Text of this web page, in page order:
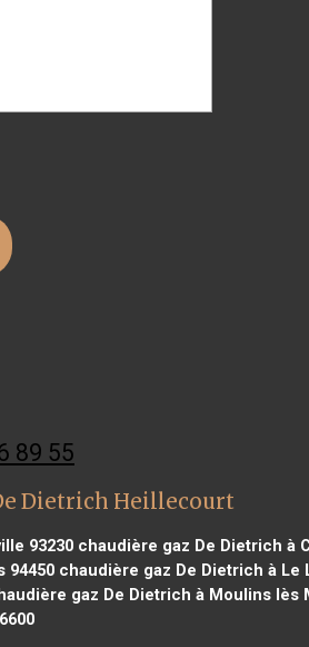
89 55
Dietrich Heillecourt
93230chaudière gaz De Dietrich à
94450chaudière gaz De Dietrich à Le
gaz De Dietrich à Moulins lès